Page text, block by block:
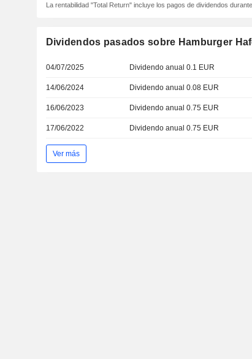
La rentabilidad "Total Return" incluye los pagos de dividendos
Dividendos pasados sobre Hamburger
04/07/2025 Dividendo anual 0.1 EUR
14/06/2024 Dividendo anual 0.08 EUR
16/06/2023 Dividendo anual 0.75 EUR
17/06/2022 Dividendo anual 0.75 EUR
Ver más